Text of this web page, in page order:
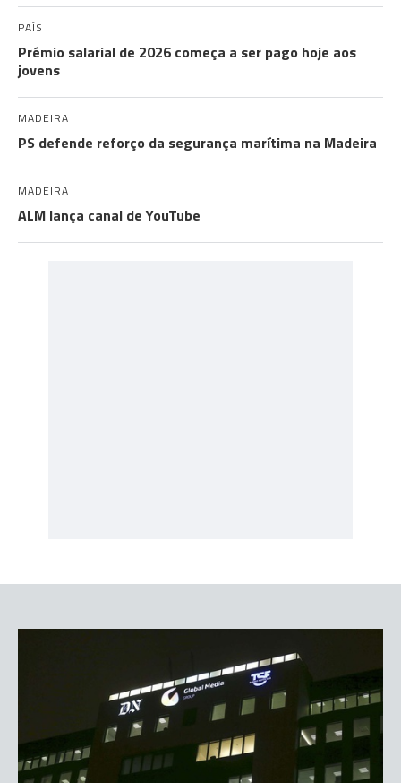
PAÍS
Prémio salarial de 2026 começa a ser pago hoje aos
jovens
MADEIRA
PS defende reforço da segurança marítima na Madeira
MADEIRA
ALM lança canal de YouTube